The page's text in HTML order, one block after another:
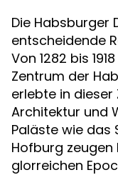
Die Habsburger
entscheidende
Von 1282 bis
Zentrum der
erlebte in dieser
Architektur und
Paläste wie das
Hofburg
glorreichen